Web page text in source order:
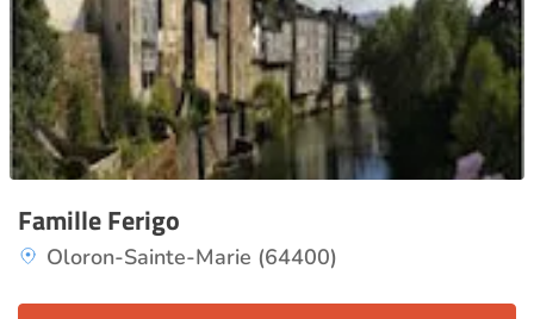
Famille Ferigo
Oloron-Sainte-Marie (64400)